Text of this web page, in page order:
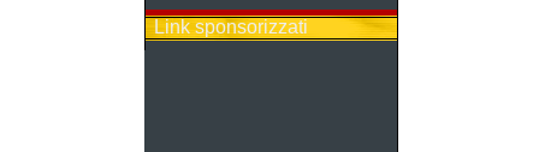
Link sponsorizzati